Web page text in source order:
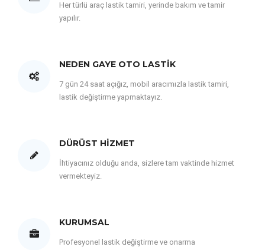
Her türlü araç lastik tamiri, yerinde bakım ve tamir
yapılır.
NEDEN GAYE OTO LASTIK
7 gün 24 saat açığız, mobil aracımızla lastik tamiri,
lastik değiştirme yapmaktayız.
DÜRÜST HIZMET
İhtiyacınız olduğu anda, sizlere tam vaktinde hizmet
vermekteyiz.
KURUMSAL
Profesyonel lastik değiştirme ve onarma